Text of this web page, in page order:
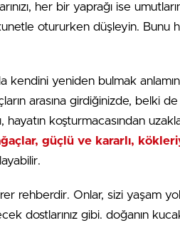
her bir yaprağı ise
otururken düşleyin. Bunu
kendini yeniden bulmak
arasına girdiğinizde, belki
hayatın koşturmacasından
güçlü ve kararlı,
rehberdir. Onlar, sizi yaşam
dostlarınız gibi. doğanın